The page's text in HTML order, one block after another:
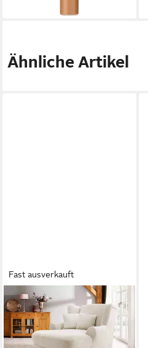
Ähnliche Artikel
Fast ausverkauft
OTTO HOME
XXL-Sessel Oase, B: 120 cm,
Sitzhöhe: 50 cm - OTTO.
Verlässliche Qualität., mit 2